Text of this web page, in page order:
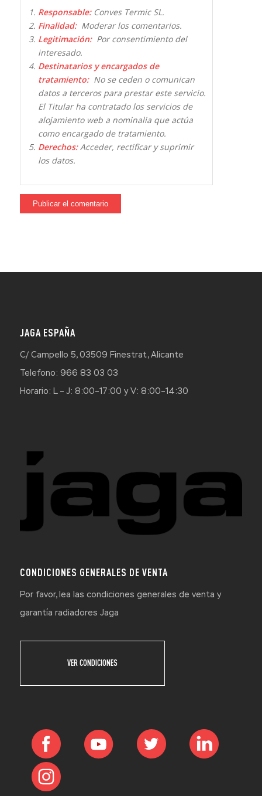
Responsable:Conves Termic SL.
Finalidad:Moderar los comentarios.
Legitimación:Por consentimiento del
interesado.
Destinatarios y encargados de
tratamiento:No se ceden o comunican
datos a terceros para prestar este servicio.
El Titular ha contratado los servicios de
alojamiento web a nominalia que actúa
como encargado de tratamiento.
Derechos:Acceder, rectificar y suprimir
los datos.
JAGA ESPAÑA
C/ Campello 5, 03509 Finestrat, Alicante
Telefono: 966 83 03 03
Horario: L – J: 8:00–17:00 y V: 8:00–14:30
CONDICIONES GENERALES DE VENTA
Por favor, lea las condiciones generales de venta y
garantía radiadores Jaga
VER CONDICIONES